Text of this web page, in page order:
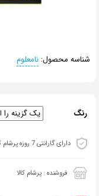
شناسه محصول: نامعلوم
رنگ
دارای گارانتی 7 روزه پرشام کالا
فروشنده : پرشام کالا